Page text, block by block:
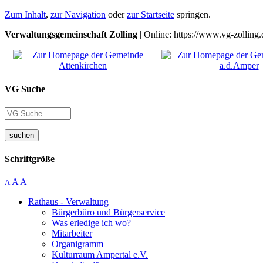
Zum Inhalt, zur Navigation oderzur Startseite springen.
Verwaltungsgemeinschaft Zolling | Online: https://www.vg-
VG Suche
suchen
Schriftgröße
A A A
Rathaus - Verwaltung
Bürgerbüro und Bürgerservice
Was erledige ich wo?
Mitarbeiter
Organigramm
Kulturraum Ampertal e.V.